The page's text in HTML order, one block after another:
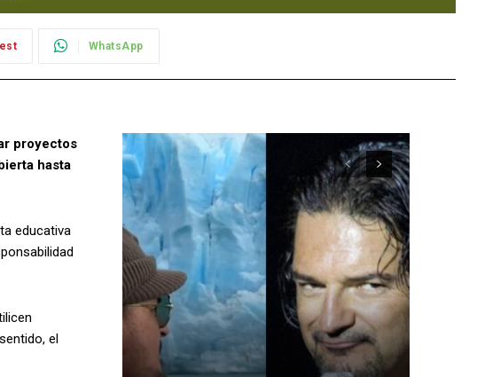
WhatsApp
proyectos
hasta
educativa
el